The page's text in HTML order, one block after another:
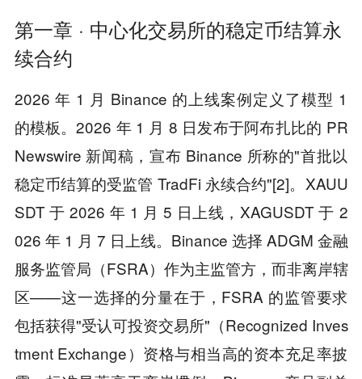
第一章 · 中心化交易所的稳定币结算永
续合约
2026 年 1 月 Binance 的上线案例定义了模型 1
的模板。2026 年 1 月 8 日发布于阿布扎比的 PR
Newswire 新闻稿，宣布 Binance 所称的"首批以
稳定币结算的受监管 TradFi 永续合约"[2]。XAUU
SDT 于 2026 年 1 月 5 日上线，XAGUSDT 于 2
026 年 1 月 7 日上线。Binance 选择 ADGM 金融
服务监管局（FSRA）作为主监管方，而非离岸辖
区——这一选择的分量在于，FSRA 的监管要求
包括获得"受认可投资交易所"（Recognized Inves
tment Exchange）资格与相当高的资本充足率披